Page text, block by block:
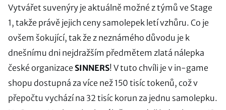
Vytvářet suvenýry je aktuálně možné z týmů ve Stage
1, takže právě jejich ceny samolepek letí vzhůru. Co je
ovšem šokující, tak že z neznámého důvodu je k
dnešnímu dni nejdražším předmětem zlatá nálepka
české organizace SINNERS! V tuto chvíli je v in-game
shopu dostupná za více než 150 tisíc tokenů, což v
přepočtu vychází na 32 tisíc korun za jednu samolepku.